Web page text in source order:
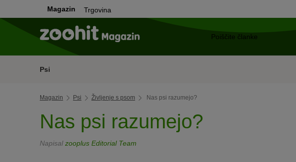
Magazin Trgovina
Psi
Magazin Psi Življenje s psom Nas psi razumejo?
Nas psi razumejo?
Napisal zooplus Editorial Team